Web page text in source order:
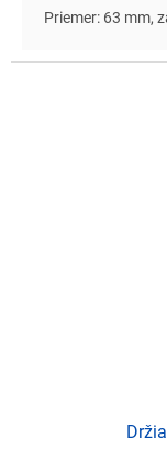
Priemer: 63 mm,